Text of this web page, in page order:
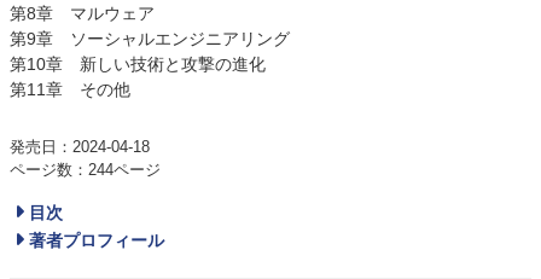
第8章 マルウェア
第9章 ソーシャルエンジニアリング
第10章 新しい技術と攻撃の進化
第11章 その他
発売日：2024-04-18
ページ数：244ページ
目次
著者プロフィール